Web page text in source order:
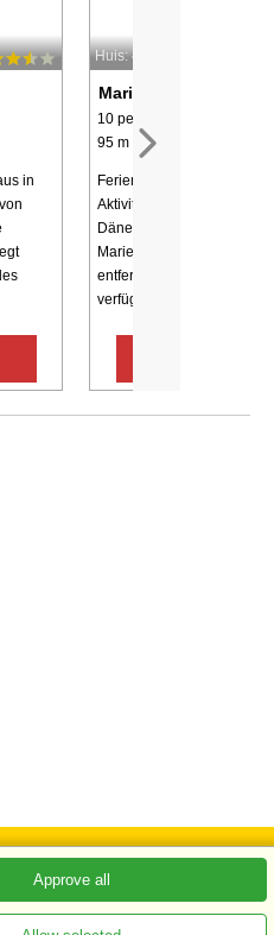
in
Huis: 48842
Marielyst
10 personen, 150 m²
95 m naar de kust.
Ferienhaus mit Whirlpool,
Aktivitätsraum in der Nähe
Dänemarks schönstem
Marielyst, nur ca. 100
entfernt. Das gut
verfügt über einen ...
Approve all